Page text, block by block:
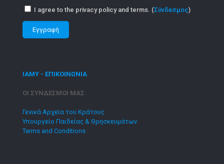
I agree to the privacy policy and terms. (Σύνδεσμος)
ΙΑΜΥ - ΕΠΙΚΟΙΝΩΝΙΑ
ΟΙ ΣΥΝΔΕΣΜΟΙ ΜΑΣ:
Γενικά Αρχεία του Κράτους
Υπουργείο Παιδείας & Θρησκευμάτων
Terms and Conditions